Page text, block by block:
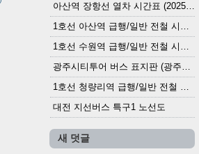
아산역 장항선 열차 시간표 (2025.12.30 기준) (무궁화호, ITX-마음, 새마을호, 서해금빛열차)
1호선 아산역 급행/일반 전철 시간표 (2025.12.30~)
1호선 수원역 급행/일반 전철 시간표 (2025.12.30~)
광주시티투어 버스 표지판 (광주역 정류장) (2024?)
1호선 청량리역 급행/일반 전철 시간표 · 노선도 (2025.12.30~)
대전 지선버스 특구1 노선도
새 덧글